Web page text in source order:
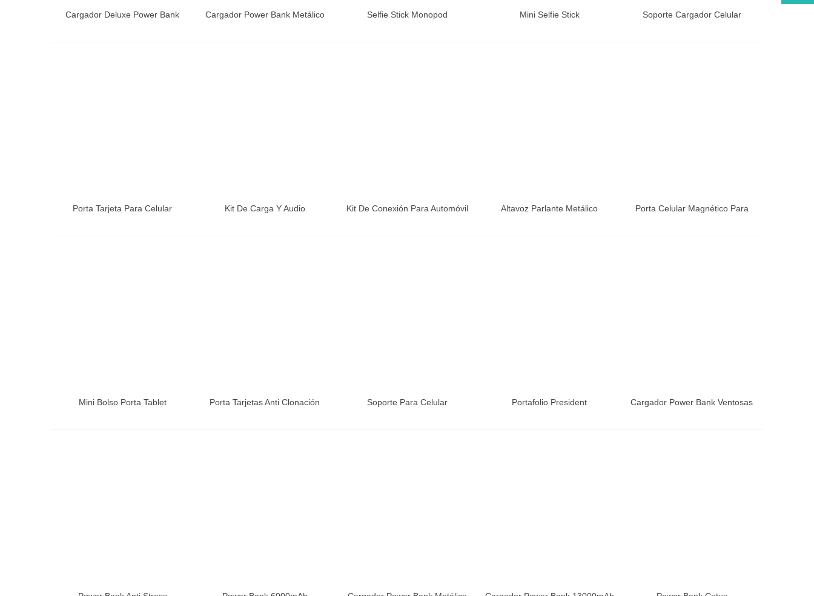
Cargador Deluxe Power Bank
Cargador Power Bank Metálico
Selfie Stick Monopod Mini Selfie Stick Soporte Cargador Celular
Porta Tarjeta Para Celular Kit De Carga Y Audio Kit De Conexión Para Automóvil Altavoz Parlante Metálico
Porta Celular Magnético Para
Mini Bolso Porta Tablet
Porta Tarjetas Anti Clonación
Soporte Para Celular Portafolio President Cargador Power Bank Ventosas